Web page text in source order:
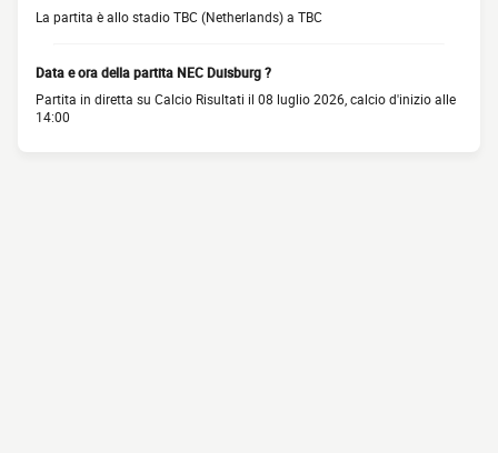
La partita è allo stadio TBC (Netherlands) a TBC
Data e ora della partita NEC Duisburg ?
Partita in diretta su Calcio Risultati il 08 luglio 2026, calcio d'inizio alle
14:00